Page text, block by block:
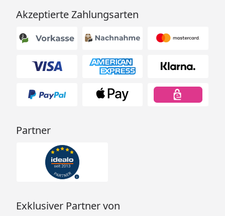
Akzeptierte Zahlungsarten
Partner
Exklusiver Partner von